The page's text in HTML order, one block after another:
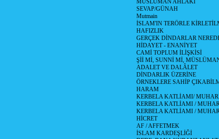
MÜSLÜMAN AHLAKI
SEVAP/GÜNAH
Mutmain
İSLAM'IN TERÖRLE
HAFIZLIK
GERÇEK DİNDARLAR
HİDAYET - ENANİYET
CAMİ TOPLUM İLİŞKİSİ
Şİİ Mİ, SUNNİ Mİ,
ADALET VE DALÂLET
DİNDARLIK ÜZERİNE
ÖRNEKLERE SAHİP
HARAM
KERBELA KATLİAMI/
KERBELA KATLİAMI /
KERBELA KATLİAMI /
HİCRET
AF / AFFETMEK
İSLAM KARDEŞLİĞİ